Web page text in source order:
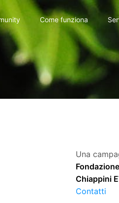
Come funziona
Una
Chiappini
Contatti